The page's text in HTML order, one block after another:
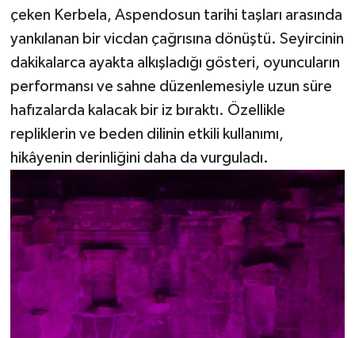
çeken Kerbela, Aspendosun tarihi taşları arasında
yankılanan bir vicdan çağrısına dönüştü. Seyircinin
dakikalarca ayakta alkışladığı gösteri, oyuncuların
performansı ve sahne düzenlemesiyle uzun süre
hafızalarda kalacak bir iz bıraktı. Özellikle
repliklerin ve beden dilinin etkili kullanımı,
hikâyenin derinliğini daha da vurguladı.